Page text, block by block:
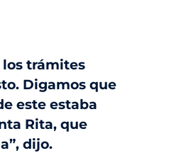
los trámites
Digamos que
este estaba
Rita, que
dijo.